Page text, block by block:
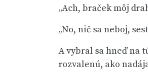
„Ach, braček môj
„No, nič sa neboj,
A vybral sa hneď na
rozvalenú, ako